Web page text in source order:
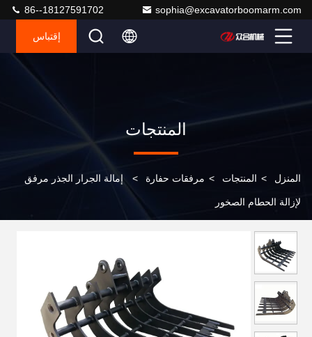
sophia@excavatorboomarm.com
86--18127591702
إقتباس
المنتجات
المنزل > المنتجات > مرفقات حفارة > إمالة الجرار الجذر مرفق
لإزالة الحطام الصخور